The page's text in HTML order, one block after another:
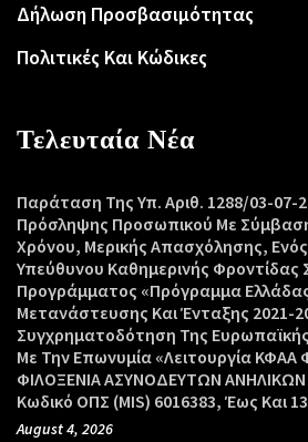
Δήλωση Προσβασιμότητας
Πολιτικές Και Κώδικες
Τελευταία Νέα
Παράταση Της Υπ. Αριθ. 1288/03-07-
Πρόσληψης Προσωπικού Με
Χρόνου, Μερικής Απασχόλησης,
Υπεύθυνου Καθημερινής Φροντίδας
Προγράμματος «Πρόγραμμα
Μετανάστευσης Και Ένταξης 2021-
Συγχρηματοδότηση Της
Με Την Επωνυμία «Λειτουργία ΚΦΑΑ
ΦΙΛΟΞΕΝΙΑ ΑΣΥΝΟΔΕΥΤΩΝ
Κωδικό ΟΠΣ (MIS) 6016383, Έως Και
August 4, 2026